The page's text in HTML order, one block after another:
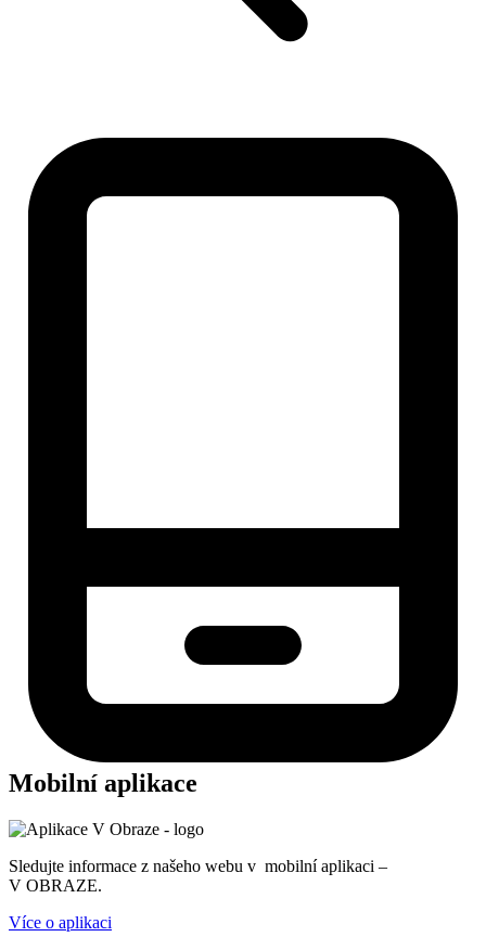
Mobilní aplikace
Sledujte informace z našeho webu v mobilní aplikaci –
V OBRAZE.
Více o aplikaci